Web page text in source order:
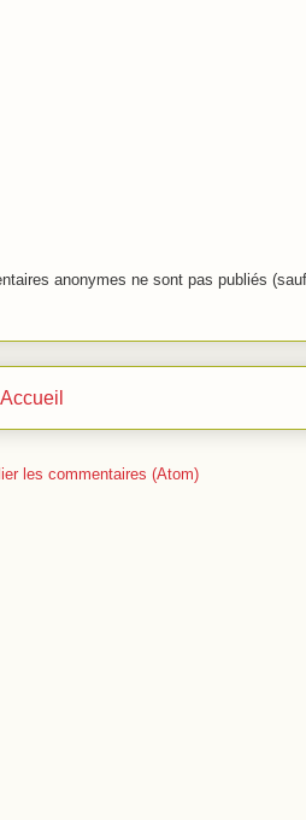
anonymes ne sont pas publiés
Accueil
les commentaires (Atom)